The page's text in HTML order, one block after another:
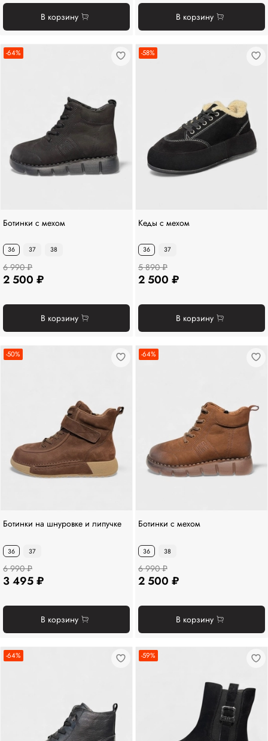
В корзину В корзину
-64%
Ботинки с мехом
36 37 38
6 990 ₽
2 500 ₽
В корзину
-58%
Кеды с мехом
36 37
5 890 ₽
2 500 ₽
В корзину
-50%
Ботинки на шнуровке и липучке
36 37
6 990 ₽
3 495 ₽
В корзину
-64%
Ботинки с мехом
36 38
6 990 ₽
2 500 ₽
В корзину
-64% -59%